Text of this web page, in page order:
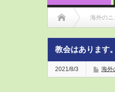
海外のニ
教会はあります
2021/8/3 海外